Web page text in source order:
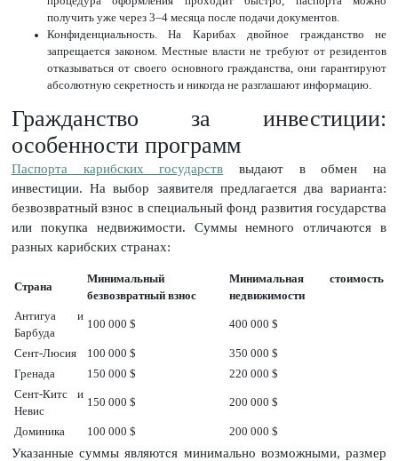
получить уже через 3–4 месяца после подачи документов.
Конфиденциальность. На Карибах двойное гражданство не
запрещается законом. Местные власти не требуют от резидентов
отказываться от своего основного гражданства, они гарантируют
абсолютную секретность и никогда не разглашают информацию.
Гражданство за инвестиции:
особенности программ
Паспорта карибских государств выдают в обмен на
инвестиции. На выбор заявителя предлагается два варианта:
безвозвратный взнос в специальный фонд развития государства
или покупка недвижимости. Суммы немного отличаются в
разных карибских странах:
Страна
Минимальный
безвозвратный взнос
Минимальная стоимость
недвижимости
Антигуа и
Барбуда
100 000 $ 400 000 $
Сент-Люсия 100 000 $
350 000 $
Гренада
150 000 $
220 000 $
Сент-Китс и
Невис
150 000 $ 200 000 $
Доминика 100 000 $ 200 000 $
Указанные суммы являются минимально возможными, размер